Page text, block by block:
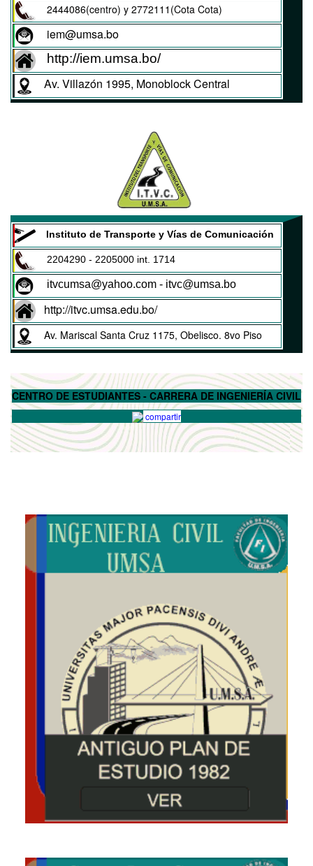
2444086(centro) y 2772111(Cota Cota)
iem@umsa.bo
http://iem.umsa.bo/
Av. Villazón 1995, Monoblock Central
Instituto de Transporte y Vías de Comunicación
2204290 - 2205000 int. 1714
itvcumsa@yahoo.com - itvc@umsa.bo
http://itvc.umsa.edu.bo/
Av. Mariscal Santa Cruz 1175, Obelisco. 8vo Piso
CENTRO DE ESTUDIANTES - CARRERA DE INGENIERÍA CIVIL
compartir